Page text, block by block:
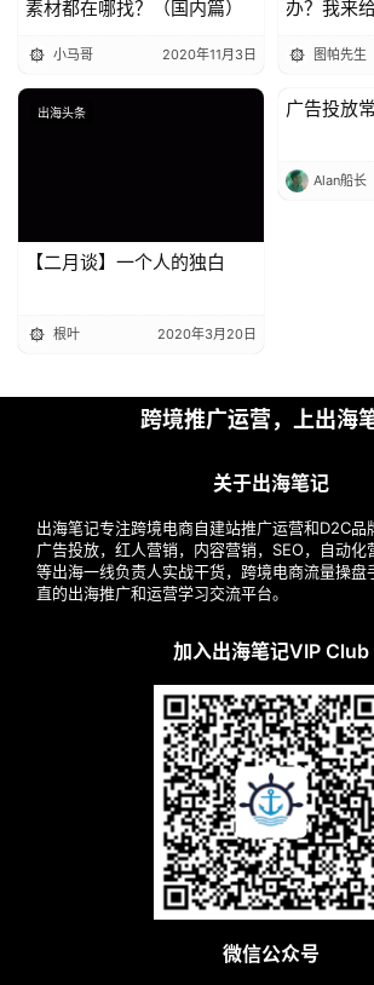
素材都在哪找？（国内篇）
小马哥 2020年11月3日
办？我来
图帕先生
出海头条
​【二月谈】一个人的独白
根叶 2020年3月20日
出海头条
广告投放
Alan船长
跨境推广运营，上出海
关于出海笔记
出海笔记专注跨境电商自建站推广运营和D2C品
广告投放，红人营销，内容营销，SEO，自动化
等出海一线负责人实战干货，跨境电商流量操盘
直的出海推广和运营学习交流平台。
加入出海笔记VIP Club
微信公众号